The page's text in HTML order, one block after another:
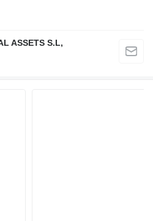
ASSETS S.L,